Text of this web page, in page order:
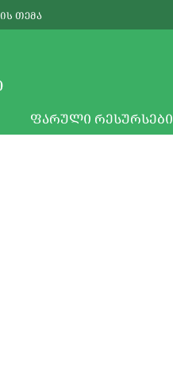
ᲗᲔᲛᲐ
ᲤᲐᲠᲣᲚᲘ ᲠᲔᲡᲣᲠᲡᲔᲑᲘ